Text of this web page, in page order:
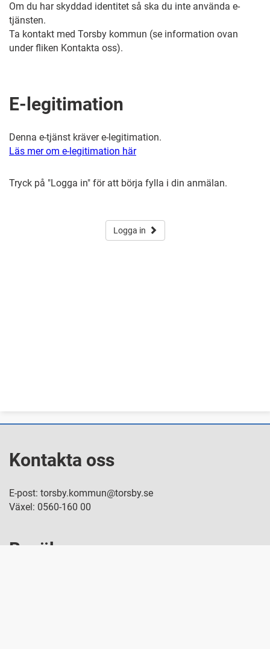
Om du har skyddad identitet så ska du inte använda e-
tjänsten.
Ta kontakt med Torsby kommun (se information ovan
under fliken Kontakta oss).
E-legitimation
Denna e-tjänst kräver e-legitimation.
Läs mer om e-legitimation här
Tryck på "Logga in" för att börja fylla i din anmälan.
Logga in
Kontakta oss
E-post: torsby.kommun@torsby.se
Växel: 0560-160 00
Besök oss